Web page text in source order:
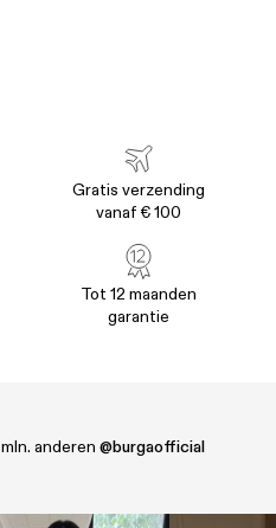
Gratis verzending
vanaf € 100
Tot 12 maanden
garantie
mln. anderen @burgaofficial